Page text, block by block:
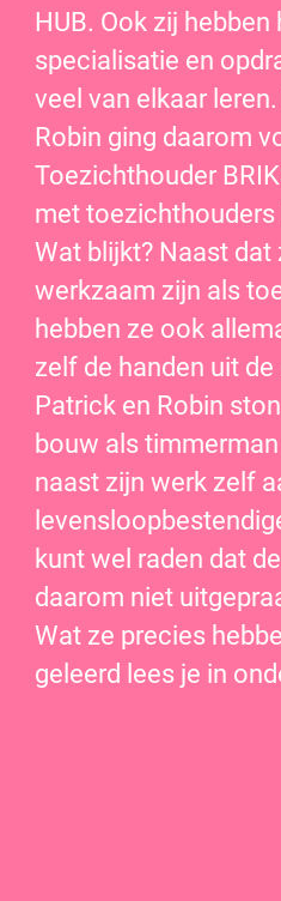
HUB. Ook zij hebben
specialisatie en
veel van elkaar
Robin ging daarom
Toezichthouder
met toezichthouders
Wat blijkt? Naast dat
werkzaam zijn als
hebben ze ook
zelf de handen uit
Patrick en Robin
bouw als
naast zijn werk zelf
kunt wel raden dat
daarom niet
Wat ze precies
geleerd lees je in